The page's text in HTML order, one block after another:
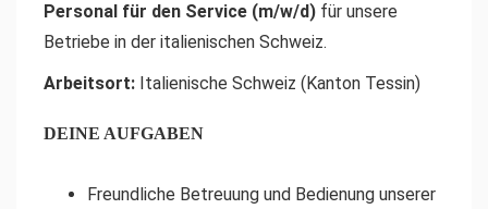
Personal für den Service (m/w/d) für unsere
Betriebe in der italienischen Schweiz.
Arbeitsort: Italienische Schweiz (Kanton Tessin)
DEINE AUFGABEN
Freundliche Betreuung und Bedienung unserer